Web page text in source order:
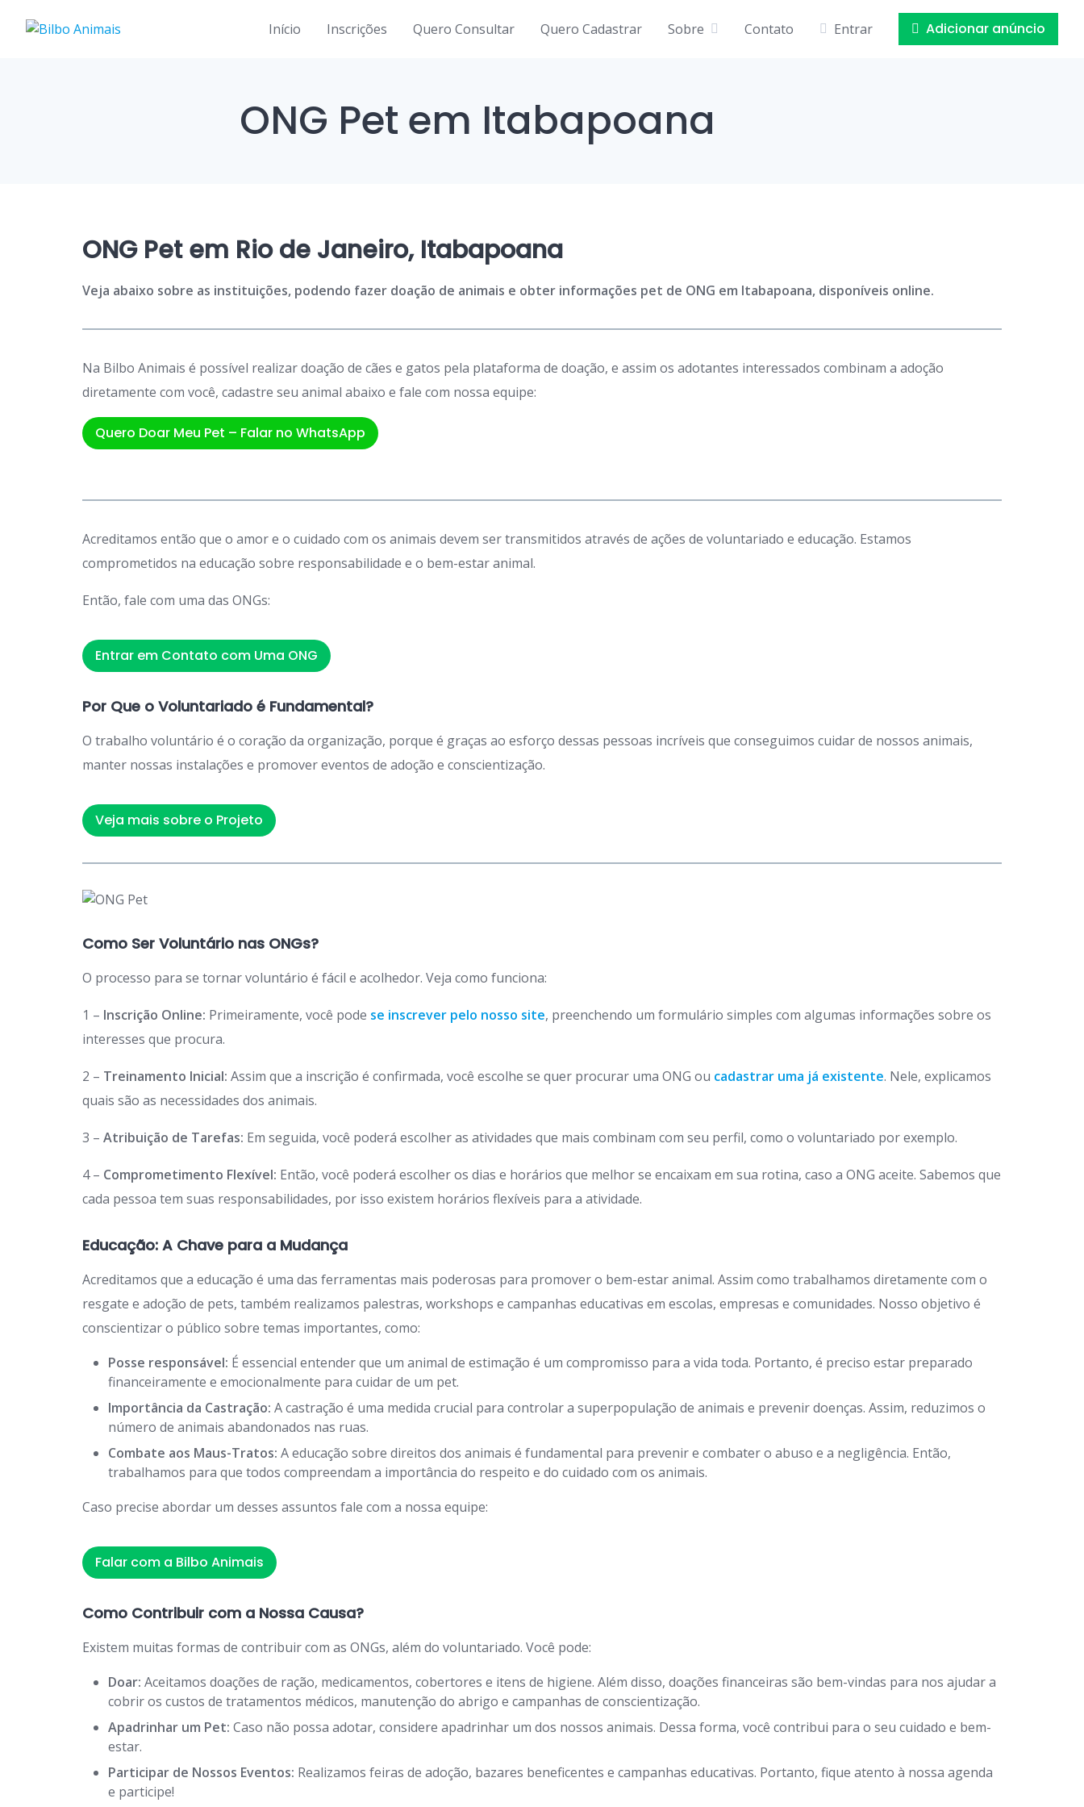
Início Inscrições Quero Consultar Quero Cadastrar Sobre Contato Entrar Adicionar anúncio
ONG Pet em Itabapoana
ONG Pet em Rio de Janeiro, Itabapoana
Veja abaixo sobre as instituições, podendo fazer doação de animais e obter informações pet de ONG em Itabapoana, disponíveis online.
Na Bilbo Animais é possível realizar doação de cães e gatos pela plataforma de doação, e assim os adotantes interessados combinam a adoção
diretamente com você, cadastre seu animal abaixo e fale com nossa equipe:
Quero Doar Meu Pet – Falar no WhatsApp
Acreditamos então que o amor e o cuidado com os animais devem ser transmitidos através de ações de voluntariado e educação. Estamos
comprometidos na educação sobre responsabilidade e o bem-estar animal.
Então, fale com uma das ONGs:
Entrar em Contato com Uma ONG
Por Que o Voluntariado é Fundamental?
O trabalho voluntário é o coração da organização, porque é graças ao esforço dessas pessoas incríveis que conseguimos cuidar de nossos animais,
manter nossas instalações e promover eventos de adoção e conscientização.
Veja mais sobre o Projeto
Como Ser Voluntário nas ONGs?
O processo para se tornar voluntário é fácil e acolhedor. Veja como funciona:
1 – Inscrição Online: Primeiramente, você pode se inscrever pelo nosso site, preenchendo um formulário simples com algumas informações sobre os
interesses que procura.
2 – Treinamento Inicial: Assim que a inscrição é confirmada, você escolhe se quer procurar uma ONG ou cadastrar uma já existente. Nele, explicamos
quais são as necessidades dos animais.
3 – Atribuição de Tarefas: Em seguida, você poderá escolher as atividades que mais combinam com seu perfil, como o voluntariado por exemplo.
4 – Comprometimento Flexível: Então, você poderá escolher os dias e horários que melhor se encaixam em sua rotina, caso a ONG aceite. Sabemos que
cada pessoa tem suas responsabilidades, por isso existem horários flexíveis para a atividade.
Educação: A Chave para a Mudança
Acreditamos que a educação é uma das ferramentas mais poderosas para promover o bem-estar animal. Assim como trabalhamos diretamente com o
resgate e adoção de pets, também realizamos palestras, workshops e campanhas educativas em escolas, empresas e comunidades. Nosso objetivo é
conscientizar o público sobre temas importantes, como:
Posse responsável: É essencial entender que um animal de estimação é um compromisso para a vida toda. Portanto, é preciso estar preparado
financeiramente e emocionalmente para cuidar de um pet.
Importância da Castração: A castração é uma medida crucial para controlar a superpopulação de animais e prevenir doenças. Assim, reduzimos o
número de animais abandonados nas ruas.
Combate aos Maus-Tratos: A educação sobre direitos dos animais é fundamental para prevenir e combater o abuso e a negligência. Então,
trabalhamos para que todos compreendam a importância do respeito e do cuidado com os animais.
Caso precise abordar um desses assuntos fale com a nossa equipe:
Falar com a Bilbo Animais
Como Contribuir com a Nossa Causa?
Existem muitas formas de contribuir com as ONGs, além do voluntariado. Você pode:
Doar: Aceitamos doações de ração, medicamentos, cobertores e itens de higiene. Além disso, doações financeiras são bem-vindas para nos ajudar a
cobrir os custos de tratamentos médicos, manutenção do abrigo e campanhas de conscientização.
Apadrinhar um Pet: Caso não possa adotar, considere apadrinhar um dos nossos animais. Dessa forma, você contribui para o seu cuidado e bem-
estar.
Participar de Nossos Eventos: Realizamos feiras de adoção, bazares beneficentes e campanhas educativas. Portanto, fique atento à nossa agenda
e participe!